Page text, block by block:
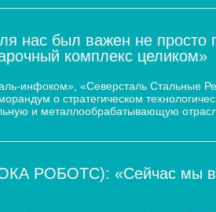
нас был важен не просто
комплекс целиком»
инфоком», «Северсталь Стальные
о стратегическом
и металлообрабатывающую
РОБОТС): «Сейчас мы